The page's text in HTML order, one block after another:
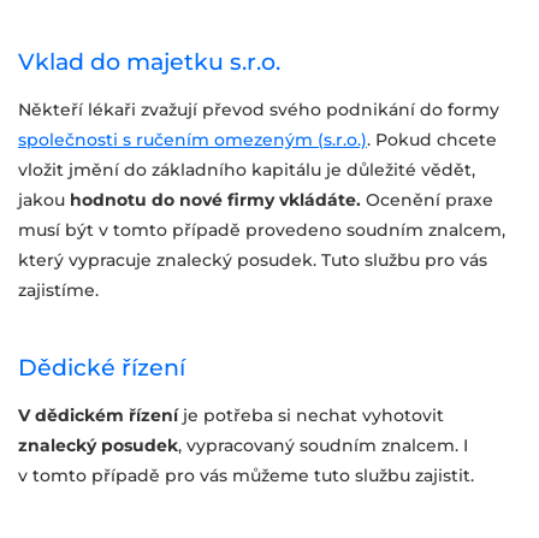
Vklad do majetku s.r.o.
Někteří lékaři zvažují převod svého podnikání do formy
společnosti s ručením omezeným (s.r.o.). Pokud chcete
vložit jmění do základního kapitálu je důležité vědět,
jakou hodnotu do nové firmy vkládáte. Ocenění praxe
musí být v tomto případě provedeno soudním znalcem,
který vypracuje znalecký posudek. Tuto službu pro vás
zajistíme.
Dědické řízení
V dědickém řízeníje potřeba si nechat vyhotovit
znalecký posudek, vypracovaný soudním znalcem. I
v tomto případě pro vás můžeme tuto službu zajistit.